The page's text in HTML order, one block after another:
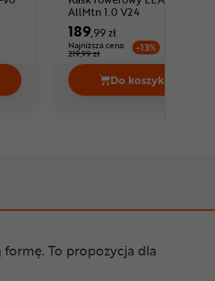
UVEX I-vo Cena 214,99 zł
AllMtn 1.0 V24
189,99 zł
Najniższa cena:
219,99 zł -13%
Do koszyka
Kask rowerowy
To propozycja dla